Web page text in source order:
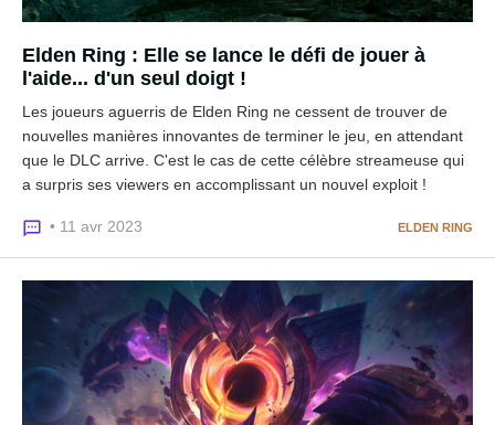
Elden Ring : Elle se lance le défi de jouer à
l'aide... d'un seul doigt !
Les joueurs aguerris de Elden Ring ne cessent de trouver de
nouvelles manières innovantes de terminer le jeu, en attendant
que le DLC arrive. C'est le cas de cette célèbre streameuse qui
a surpris ses viewers en accomplissant un nouvel exploit !
• 11 avr 2023 ELDEN RING